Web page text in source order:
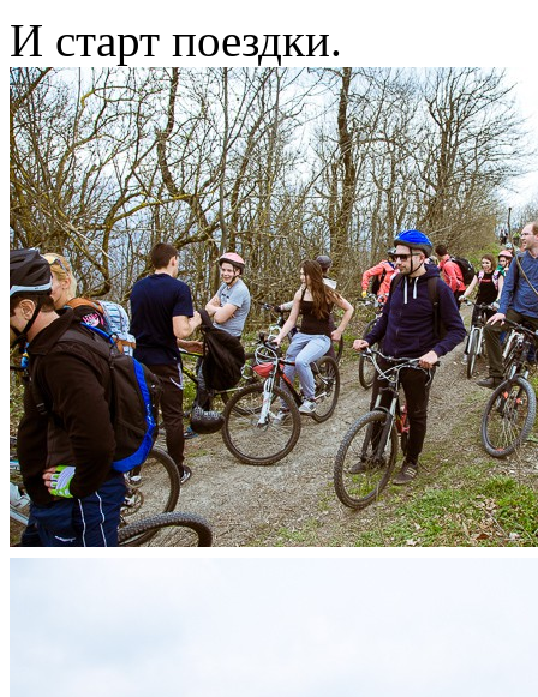
И старт поездки.